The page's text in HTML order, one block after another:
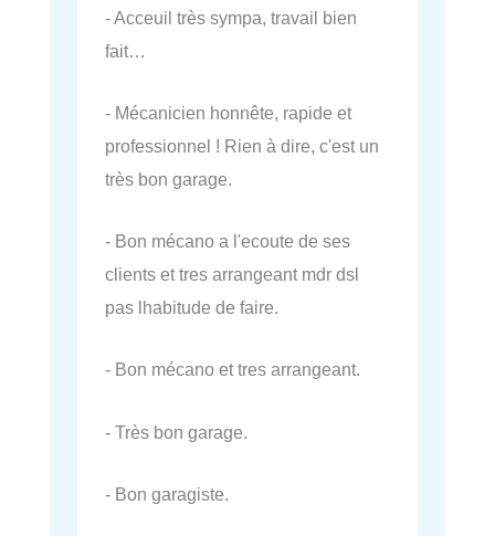
- Acceuil très sympa, travail bien
fait…
- Mécanicien honnête, rapide et
professionnel ! Rien à dire, c'est un
très bon garage.
- Bon mécano a l'ecoute de ses
clients et tres arrangeant mdr dsl
pas lhabitude de faire.
- Bon mécano et tres arrangeant.
- Très bon garage.
- Bon garagiste.